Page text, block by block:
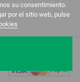
su consentimiento.
por el sitio web, pulse
reservados.